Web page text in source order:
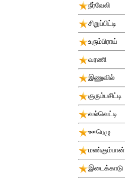
நீர்வேலி
சிறுப்பிட்டி
உரும்பிராய்
வரணி
இணுவில்
குரும்பசிட்டி
வல்வெட்டி
ஊரெழு
மண்கும்பான்
இடைக்காடு